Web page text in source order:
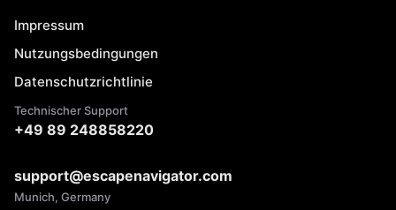
Impressum
Nutzungsbedingungen
Datenschutzrichtlinie
Technischer Support
+49 89 248858220
support@escapenavigator.com
Munich, Germany